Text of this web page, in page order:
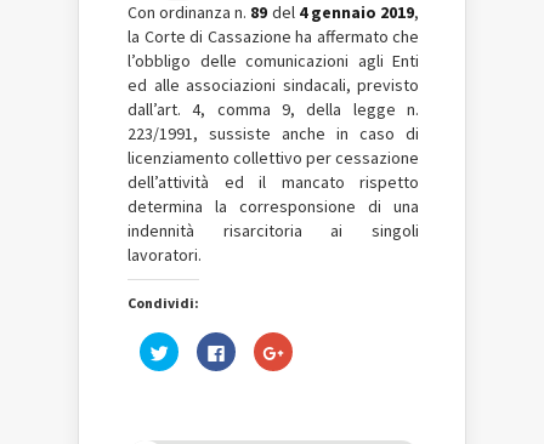
Con ordinanza n. 89 del 4 gennaio 2019,
la Corte di Cassazione ha affermato che
l’obbligo delle comunicazioni agli Enti
ed alle associazioni sindacali, previsto
dall’art. 4, comma 9, della legge n.
223/1991, sussiste anche in caso di
licenziamento collettivo per cessazione
dell’attività ed il mancato rispetto
determina la corresponsione di una
indennità risarcitoria ai singoli
lavoratori.
Condividi:
Fai
clic
Fai
clic
Fai
clic